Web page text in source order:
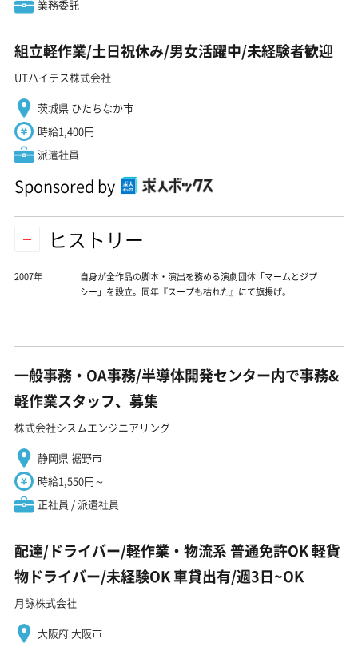
業務委託
組立軽作業/土日祝休み/男女活躍中/未経験者歓迎
UTハイテス株式会社
茨城県 ひたちなか市
時給1,400円
派遣社員
Sponsored by
ヒストリー
2007年
自身が全作品の脚本・演出を務める演劇団体「マームとジプ
シー」を設立。同年『スープも枯れた』にて旗揚げ。
一般事務・OA事務/半導体開発センター内で事務&
軽作業スタッフ、募集
株式会社シスムエンジニアリング
静岡県 裾野市
時給1,550円～
正社員 / 派遣社員
配達/ドライバー/軽作業・物流系 普通免許OK 軽貨
物ドライバー/未経験OK 車貸出有/週3日~OK
月詠株式会社
大阪府 大阪市